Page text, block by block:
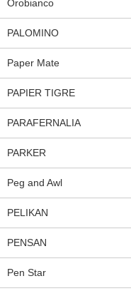
Orobianco
PALOMINO
Paper Mate
PAPIER TIGRE
PARAFERNALIA
PARKER
Peg and Awl
PELIKAN
PENSAN
Pen Star